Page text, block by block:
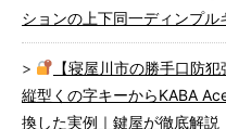
ションの上下同一ディンプル
【寝屋川市の勝手口防
縦型くの字キーからKABA
換した実例｜鍵屋が徹底解説